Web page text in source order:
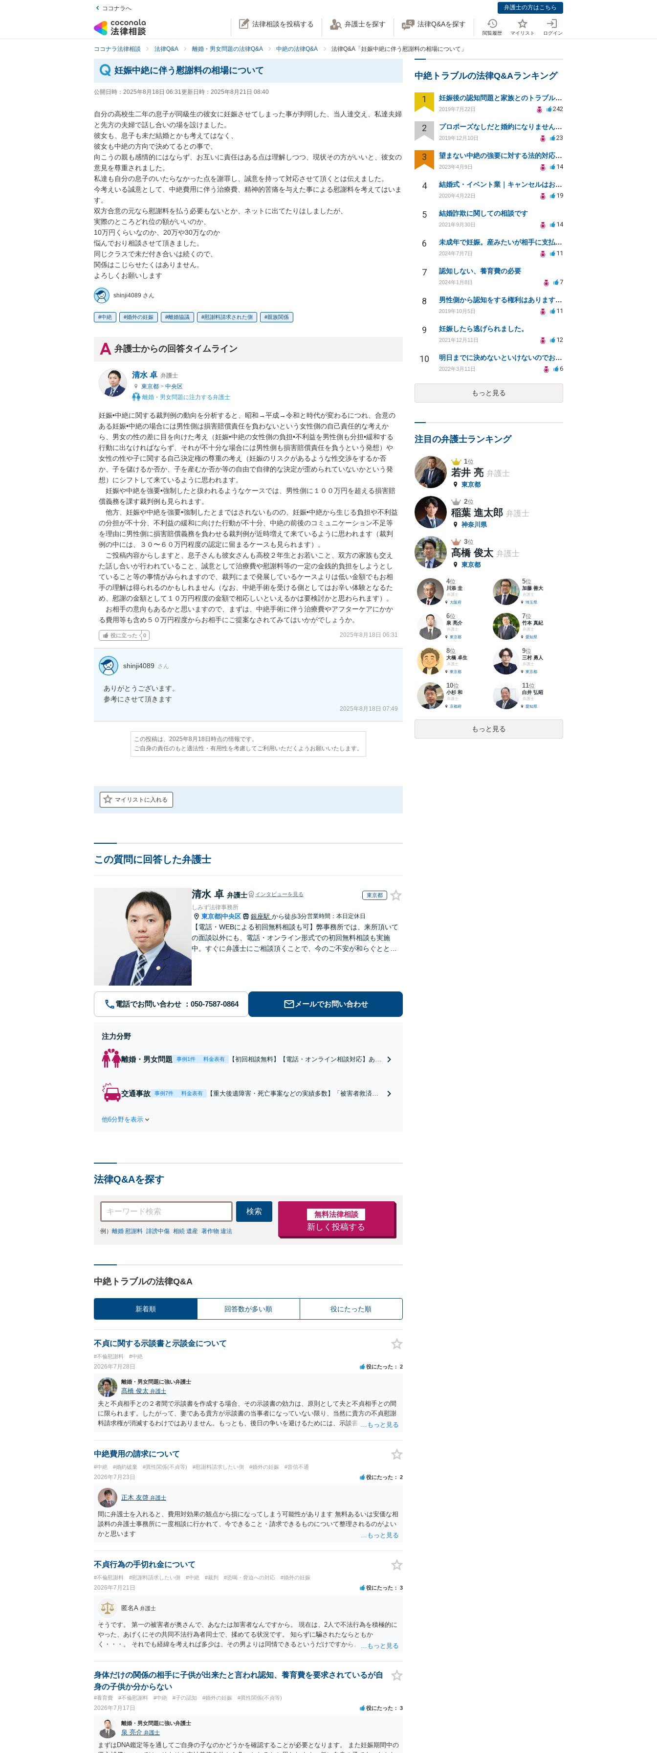
ココナラへ 弁護士の方はこちら
法律相談を投稿する 弁護士を探す 法律Q&Aを探す
閲覧履歴 マイリスト ログイン
ココナラ法律相談 法律Q&A 離婚・男女問題の法律Q&A 中絶の法律Q&A 法律Q&A「妊娠中絶に伴う慰謝料の相場について」
妊娠中絶に伴う慰謝料の相場について
公開日時： 2025年8月18日 06:31更新日時： 2025年8月21日 08:40
自分の高校生二年の息子が同級生の彼女に妊娠させてしまった事が判明した、当人達交え、私達夫婦
と先方の夫婦で話し合いの場を設けました。
彼女も、息子も未だ結婚とかも考えてはなく、
彼女も中絶の方向で決めてるとの事で、
向こうの親も感情的にはならず、お互いに責任はある点は理解しつつ、現状その方がいいと、彼女の
意見を尊重されました。
私達も自分の息子のいたらなかった点を謝罪し、誠意を持って対応させて頂くとは伝えました。
今考えいる誠意として、中絶費用に伴う治療費、精神的苦痛を与えた事による慰謝料を考えてはいま
す。
双方合意の元なら慰謝料を払う必要もないとか、ネットに出てたりはしましたが、
実際のところどれ位の額がいいのか、
10万円くらいなのか、20万や30万なのか
悩んでおり相談させて頂きました。
同じクラスで未だ付き合いは続くので、
関係はこじらせたくはありません。
よろしくお願いします
shinji4089 さん
中絶 婚外の妊娠 離婚協議 慰謝料請求された側 親族関係
弁護士からの回答タイムライン
清水 卓 弁護士
東京都 > 中央区
離婚・男女問題に注力する弁護士
妊娠•中絶に関する裁判例の動向を分析すると、昭和→平成→令和と時代が変わるにつれ、合意の
ある妊娠•中絶の場合には男性側は損害賠償責任を負わないという女性側の自己責任的な考えか
ら、男女の性の差に目を向けた考え（妊娠•中絶の女性側の負担•不利益を男性側も分担•緩和する
行動に出なければならず、それが不十分な場合には男性側も損害賠償責任を負うという発想）や
女性の性や子に関する自己決定権の尊重の考え（妊娠のリスクがあるような性交渉をするか否
か、子を儲けるか否か、子を産むか否か等の自由で自律的な決定が歪められていないかという発
想）にシフトして来ているように思われます。
妊娠や中絶を強要•強制したと扱われるようなケースでは、男性側に１００万円を超える損害賠
償義務を課す裁判例も見られます。
他方、妊娠や中絶を強要•強制したとまではされないものの、妊娠•中絶から生じる負担や不利益
の分担が不十分、不利益の緩和に向けた行動が不十分、中絶の前後のコミュニケーション不足等
を理由に男性側に損害賠償義務を負わせる裁判例が近時増えて来ているように思われます（裁判
例の中には、３０〜６０万円程度の認定に留まるケースも見られます）。
ご投稿内容からしますと、息子さんも彼女さんも高校２年生とお若いこと、双方の家族も交え
た話し合いが行われていること、誠意として治療費や慰謝料等の一定の金銭的負担をしようとし
ていること等の事情がみられますので、裁判にまで発展しているケースよりは低い金額でもお相
手の理解は得られるのかもしれません（なお、中絶手術を受ける側としてはお辛い体験となるた
め、慰謝の金額として１０万円程度の金額で相応しいといえるかは要検討かと思わられます）。
お相手の意向もあるかと思いますので、まずは、中絶手術に伴う治療費やアフターケアにかか
る費用等も含め５０万円程度からお相手にご提案なされてみてはいかがでしょうか。
役に立った 0 2025年8月18日 06:31
shinji4089 さん
ありがとうございます。
参考にさせて頂きます
2025年8月18日 07:49
この投稿は、2025年8月18日時点の情報です。
ご自身の責任のもと適法性・有用性を考慮してご利用いただくようお願いいたします。
マイリストに入れる
この質問に回答した弁護士
清水 卓 弁護士 インタビューを見る 東京都
しみず法律事務所
東京都 中央区 銀座駅 から徒歩3分営業時間：本日定休日
【電話・WEBによる初回無料相談も可】弊事務所では、来所頂いて
の面談以外にも、電話・オンライン形式での初回無料相談も実施
中。すぐに弁護士にご相談頂くことで、今のご不安が和らぐととも
電話でお問い合わせ メールでお問い合わせ
注力分野
離婚・男女問題 事例1件 料金表有
【初回相談無料】【電話・オンライン相談対応】あな
係不存在確認などもご相談下さい【子連れ相談可】
交通事故 事例7件 料金表有
【重大後遺障害・死亡事案などの実績多数】「被害者救済を
他6分野を表示
法律Q&Aを探す
検索
例） 離婚 慰謝料 誹謗中傷 相続 遺産 著作物 違法
無料法律相談
新しく投稿する
中絶トラブルの法律Q&A
新着順 回答数が多い順 役にたった順
不貞に関する示談書と示談金について
#不倫慰謝料 #中絶
2026年7月28日 役にたった 2
離婚・男女問題に強い弁護士
髙橋 俊太 弁護士
夫と不貞相手との２者間で示談書を作成する場合、その示談書の効力は、原則として夫と不貞相手との間
に限られます。したがって、妻である貴方が示談書の当事者になっていない限り、当然に貴方の不貞慰謝
料請求権が消滅するわけではありません。もっとも、後日の争いを避けるためには、示談書の中に「本示
ものではない」旨を明記しておく方が安全です。また、清算条項を入れる場合にも、「夫と不貞相手との
間に限る」と対象を明確にすべきです。 他方、不貞相手が夫から示談金を受け取る場合、その名目や内容
されている」「夫側から支払を受けた」などと（その当否は別として）反論等されてこじれてしまう可能
性があります。そのため、示談金の趣旨、清算対象、妻の請求権への影響を明確にしておくことが重要で
す。示談金１８０万円の妥当性については、中絶、精神的苦痛、通院・治療の有無、診断内容、夫の説明
内容、妊娠・中絶に至る経緯等によって変わります。中絶について双方同意があったとしても、身体的・
精神的負担が考慮されることはありますが、夫が当初から離婚できないと伝えていた事情があるなら、結
婚期待を理由とする損害については争い得る部分もあります。 なお、貴方から不貞相手へ請求する慰謝料
額は、夫が不貞相手に支払う示談金額だけで決まるものではありません。不貞期間、回数、婚姻期間、夫
婦関係への影響、離婚・別居の有無、相手方の認識等によって判断されます。 今後の状況等に応じて、弁
護士への個別相談も検討なさった方がよいでしょう。
中絶費用の請求について
#中絶 #婚約破棄 #異性関係(不貞等) #慰謝料請求したい側 #婚外の妊娠 #音信不通
2026年7月23日 役にたった 2
正木 友啓 弁護士
間に弁護士を入れると、費用対効果の観点から損になってしまう可能性があります 無料あるいは安価な相
談料の弁護士事務所に一度相談に行かれて、今できること・請求できるものについて整理されるのがよい
かと思います
不貞行為の手切れ金について
#不倫慰謝料 #慰謝料請求したい側 #中絶 #裁判 #恐喝・脅迫への対応 #婚外の妊娠
2026年7月21日 役にたった 3
匿名A 弁護士
そうです。 第一の被害者が奥さんで、あなたは加害者なんですから。 現在は、2人で不法行為を積極的に
やった、あげくにその共同不法行為者同士で、揉めてる状況です。 知らずに騙されたならともか
く・・・。 それでも経緯を考えれば多少は、その男よりは同情できるというだけですから。
身体だけの関係の相手に子供が出来たと言われ認知、養育費を要求されているが自
身の子供か分からない
#養育費 #不倫慰謝料 #中絶 #子の認知 #婚外の妊娠 #異性関係(不貞等)
2026年7月17日 役にたった 3
離婚・男女問題に強い弁護士
泉 亮介 弁護士
まずはDNA鑑定等を通してご自身の子なのかどうかを確認することが必要となります。 また妊娠期間中の
中絶トラブルの法律Q&Aランキング
1 妊娠後の認知問題と家族とのトラブル解決策を求めて
2019年7月22日 242
2 プロポーズなしだと婚約になりませんか？
2019年12月10日 23
3 望まない中絶の強要に対する法的対応と自己防衛策
2023年4月9日 14
4 結婚式・イベント業｜キャンセルはお客様都合？コロナによる結婚式キャンセルのトラブル対処（編集部投稿）
2020年4月22日 19
5 結婚詐欺に関しての相談です
2021年9月30日 14
6 未成年で妊娠。産みたいが相手に支払い能力がない場合。
2024年7月7日 11
7 認知しない、養育費の必要
2024年1月8日 7
8 男性側から認知をする権利はありますか？認知を拒否され父親になる権利を奪われたら法律問題になりますか？
2019年10月5日 11
9 妊娠したら逃げられました。
2021年12月11日 12
10 明日までに決めないといけないのでお願いします。
2022年3月11日 6
もっと見る
注目の弁護士ランキング
1位
若井 亮 弁護士
東京都
2位
稲葉 進太郎 弁護士
神奈川県
3位
髙橋 俊太 弁護士
東京都
4位
川添 圭
弁護士
大阪府
5位
加藤 善大
弁護士
埼玉県
6位
泉 亮介
弁護士
東京都
7位
竹本 真紀
弁護士
愛知県
8位
大橋 卓生
弁護士
東京都
9位
三村 勇人
弁護士
東京都
10位
小杉 和
弁護士
京都府
11位
白井 弘昭
弁護士
愛知県
もっと見る